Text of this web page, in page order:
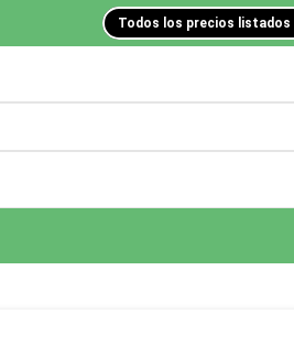
Todos los precios listados